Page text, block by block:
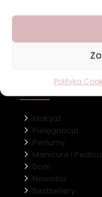
Polityka
Revers Cosmetics
O firmie
Kategorie
Makijaż
Pielęgnacja
Perfumy
Manicure i
Dom
Nowości
Bestsellery